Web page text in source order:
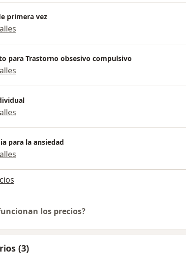
primera vez
para Trastorno obsesivo compulsivo
para la ansiedad
los precios?
(3)